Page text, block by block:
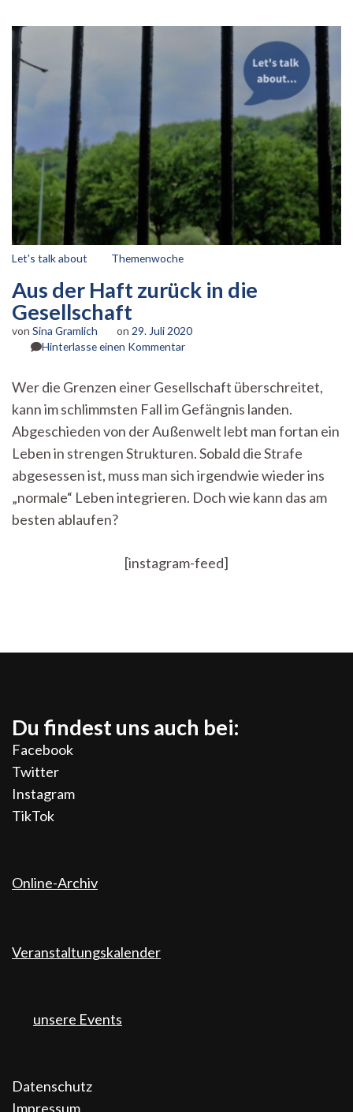
Let's talk about Themenwoche
Aus der Haft zurück in die
Gesellschaft
von Sina Gramlich on 29. Juli 2020
Hinterlasse einen Kommentarzu
Haft
zurück
die
Gesellschaft
Wer die Grenzen einer Gesellschaft überschreitet,
kann im schlimmsten Fall im Gefängnis landen.
Abgeschieden von der Außenwelt lebt man fortan ein
Leben in strengen Strukturen. Sobald die Strafe
abgesessen ist, muss man sich irgendwie wieder ins
„normale“ Leben integrieren. Doch wie kann das am
besten ablaufen?
[instagram-feed]
Du findest uns auch bei:
Facebook
Twitter
Instagram
TikTok
Online-Archiv
Veranstaltungskalender
unsere Events
Datenschutz
Impressum